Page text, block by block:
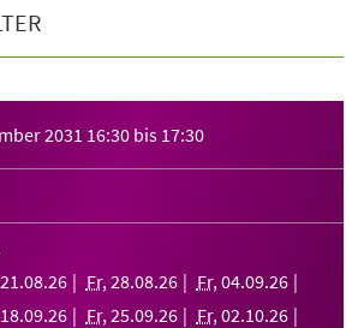
2031 16:30 bis 17:30
21 .08.26 Fr, 28.08.26 Fr, 04.09.26
18.09.26 Fr, 25.09.26 Fr, 02.10.26